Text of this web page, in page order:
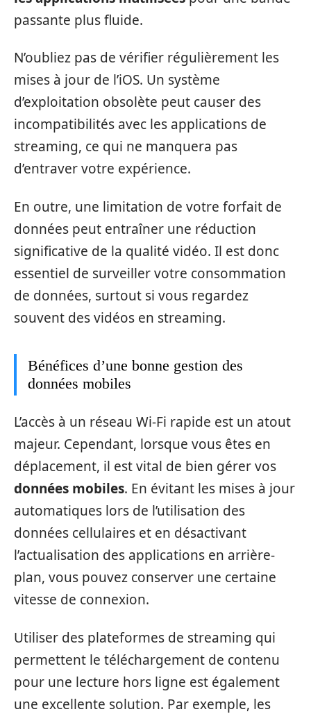
passante plus fluide.
N’oubliez pas de vérifier régulièrement les
mises à jour de l’iOS. Un système
d’exploitation obsolète peut causer des
incompatibilités avec les applications de
streaming, ce qui ne manquera pas
d’entraver votre expérience.
En outre, une limitation de votre forfait de
données peut entraîner une réduction
significative de la qualité vidéo. Il est donc
essentiel de surveiller votre consommation
de données, surtout si vous regardez
souvent des vidéos en streaming.
Bénéfices d’une bonne gestion des
données mobiles
L’accès à un réseau Wi-Fi rapide est un atout
majeur. Cependant, lorsque vous êtes en
déplacement, il est vital de bien gérer vos
données mobiles. En évitant les mises à jour
automatiques lors de l’utilisation des
données cellulaires et en désactivant
l’actualisation des applications en arrière-
plan, vous pouvez conserver une certaine
vitesse de connexion.
Utiliser des plateformes de streaming qui
permettent le téléchargement de contenu
pour une lecture hors ligne est également
une excellente solution. Par exemple, les